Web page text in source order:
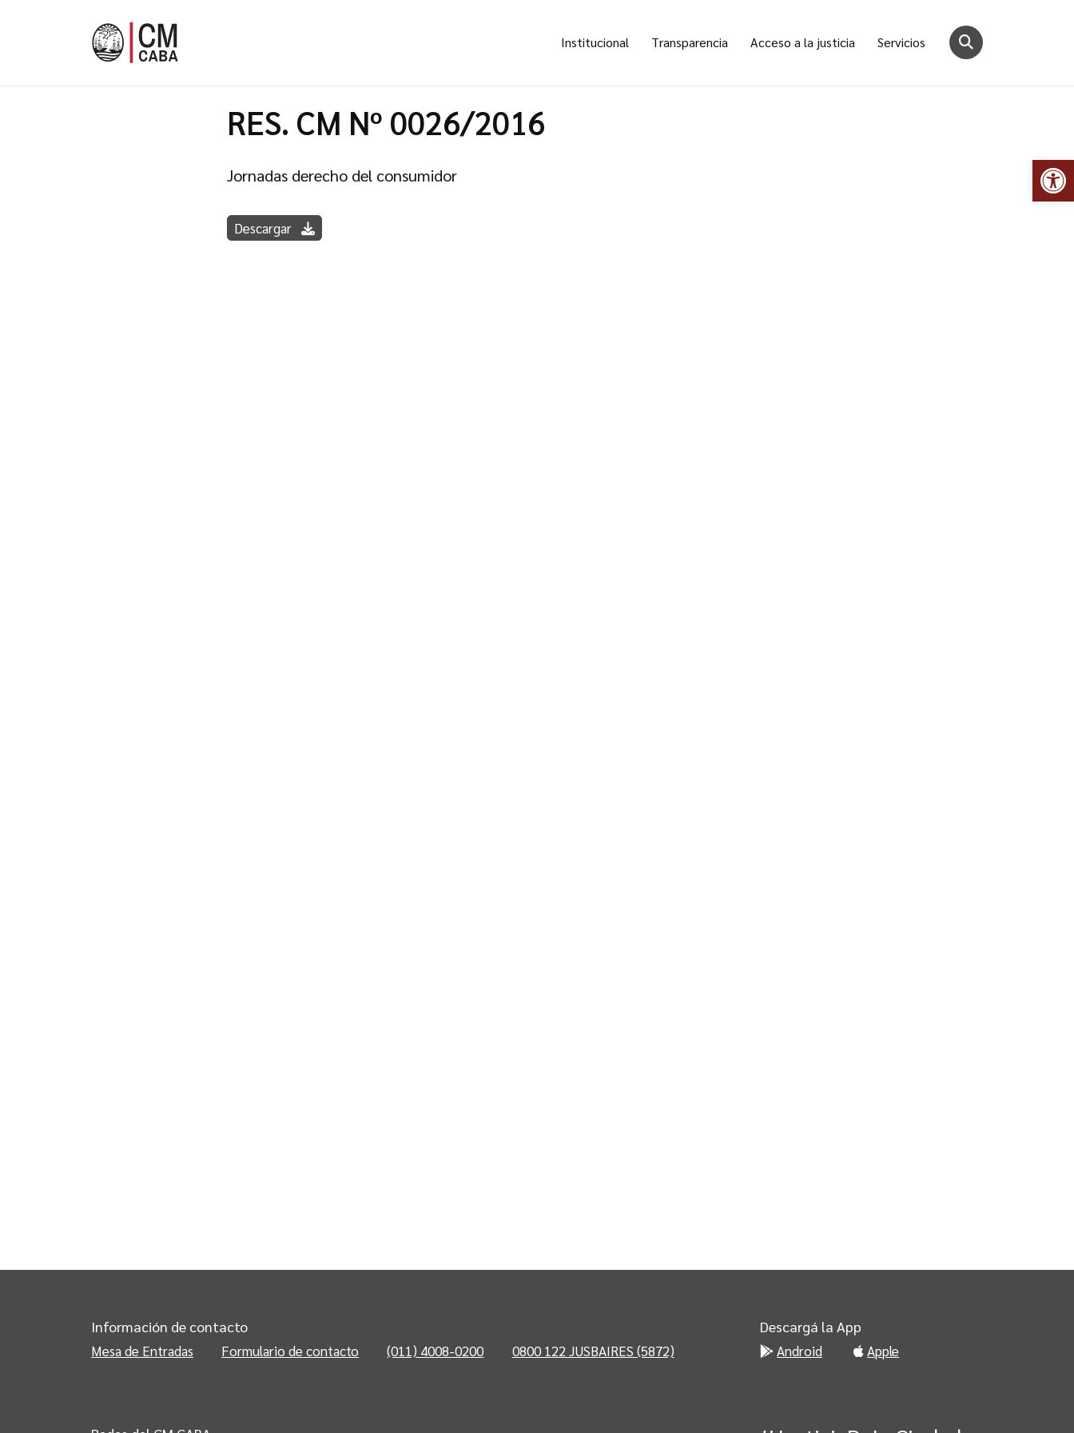
Institucional Transparencia Acceso a la justicia Servicios
RES. CM Nº 0026/2016
Jornadas derecho del consumidor
Descargar
Información de contacto
Mesa de Entradas Formulario de contacto (011) 4008-0200 0800 122 JUSBAIRES (5872)
Descargá la App
Android Apple